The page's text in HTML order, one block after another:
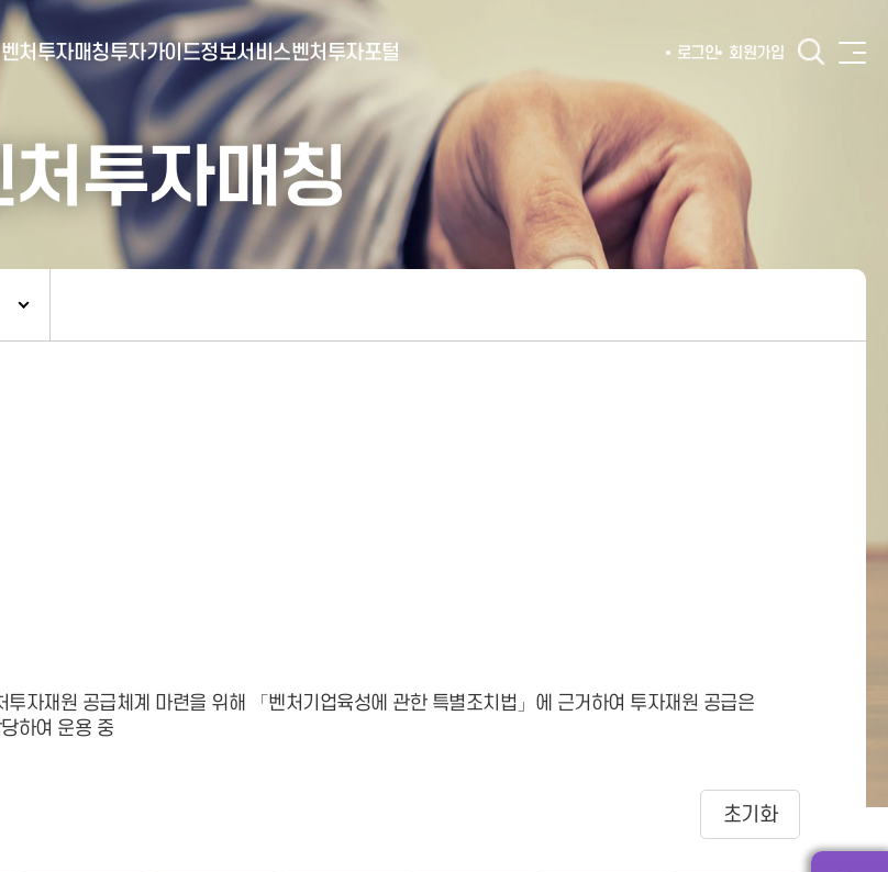
벤처투자매칭
처투자회사 전자공시
처투자마트란?
투자가이드정보서비스
- 대시보드
- 투자실적
- 민간벤처통계
- 통계/연구 보고서
벤처투자포털
- 포털소개
- BI소개
로그인 회원가입
처투자매칭
자재원 공급체계 마련을 위해 「벤처기업육성에 관한 특별조치법」에 근거하여 투자재원 공급은
하여 운용 중
초기화